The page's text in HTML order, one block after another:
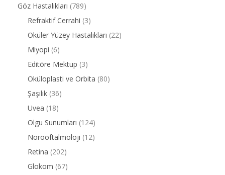
Göz Hastalıkları (789)
Refraktif Cerrahi (3)
Oküler Yüzey Hastalıkları (22)
Miyopi (6)
Editöre Mektup (3)
Oküloplasti ve Orbita (80)
Şaşılık (36)
Uvea (18)
Olgu Sunumları (124)
Nörooftalmoloji (12)
Retina (202)
Glokom (67)